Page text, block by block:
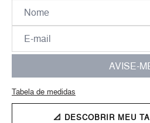
AVISE-
Tabela de medidas
📐 DESCOBRIR MEU